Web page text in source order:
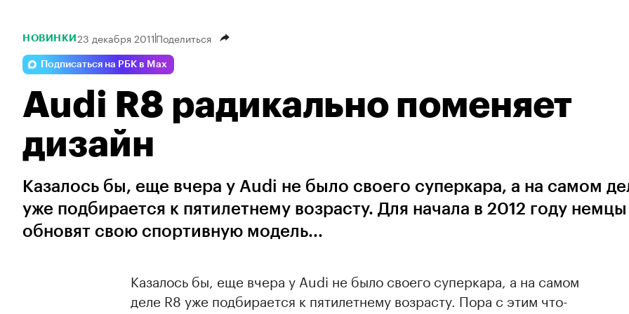
НОВИНКИ 23 декабря 2011Поделиться
Подписаться на РБК в Max
Audi R8 радикально поменяет
дизайн
Казалось бы, еще вчера у Audi не было своего суперкара, а на самом
уже подбирается к пятилетнему возрасту. Для начала в 2012 году немцы
обновят свою спортивную модель...
Казалось бы, еще вчера у Audi не было своего суперкара, а на самом
деле R8 уже подбирается к пятилетнему возрасту. Пора с этим что-